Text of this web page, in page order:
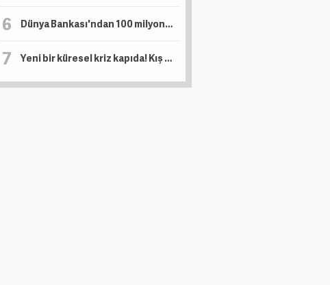
Dünya Bankası'ndan 100 milyon dolarlık hibe! Artık eskisi gibi olmayacak
Yeni bir küresel kriz kapıda! Kış sezonunda patlama yapabilir...